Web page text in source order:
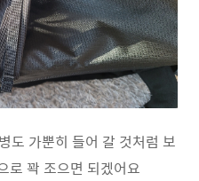
도 가뿐히 들어 갈 것처럼 보
로 꽉 조으면 되겠어요